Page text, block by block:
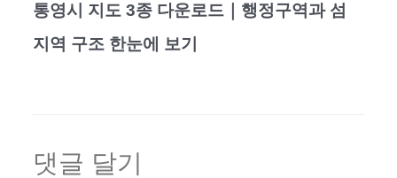
통영시 지도 3종 다운로드｜행정구역과 섬
지역 구조 한눈에 보기
댓글 달기